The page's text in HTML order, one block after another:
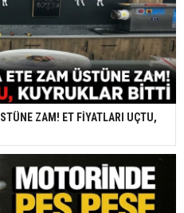
ZAM! ET FİYATLARI UÇTU,